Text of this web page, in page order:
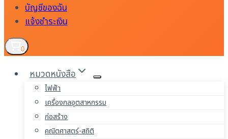
บัญชีของฉัน
แจ้งชำระเงิน
0
หมวดหนังสือ
ไฟฟ้า
เครื่องกลอุตสาหกรรม
ก่อสร้าง
คณิตศาสตร์-สถิติ